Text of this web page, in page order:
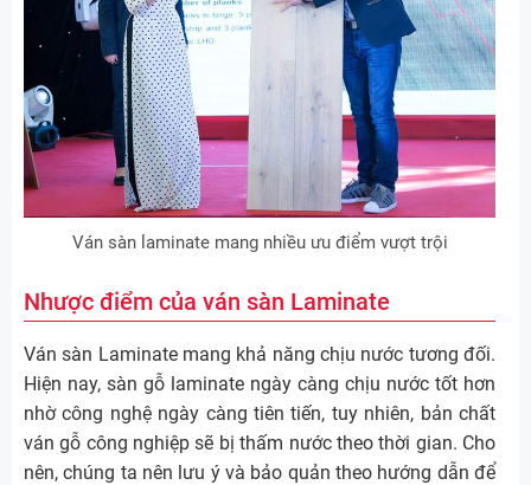
Ván sàn laminate mang nhiều ưu điểm vượt trội
Nhược điểm của ván sàn Laminate
Ván sàn Laminate mang khả năng chịu nước tương đối.
Hiện nay, sàn gỗ laminate ngày càng chịu nước tốt hơn
nhờ công nghệ ngày càng tiên tiến, tuy nhiên, bản chất
ván gỗ công nghiệp sẽ bị thấm nước theo thời gian. Cho
nên, chúng ta nên lưu ý và bảo quản theo hướng dẫn để